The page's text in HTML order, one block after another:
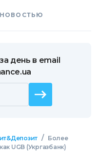
день в email
/
Более
UGB (Укргазбанк)